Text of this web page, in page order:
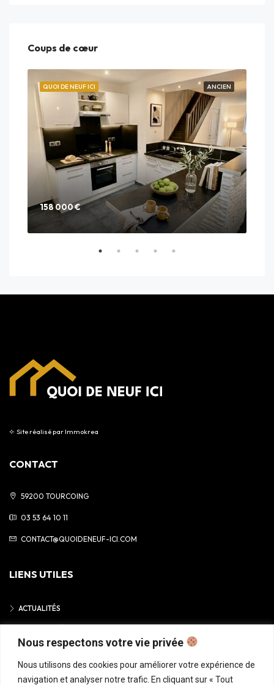
Nous respectons votre vie privée
Nous utilisons des cookies pour améliorer votre expérience de
navigation et analyser notre trafic. En cliquant sur « Tout
Coups de cœur
ANCIEN
QUOI DE NEUF ICI
158 000 €
⟣ Site réalisé parImmokrea
CONTACT
59200 TOURCOING
03 53 64 10 11
CONTACT@QUOIDENEUF-ICI.COM
LIENS UTILES
ACTUALITÉS
POLITIQUE DE CONFIDENTIALITÉ